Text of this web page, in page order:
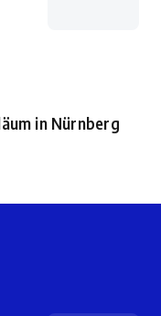
in Nürnberg